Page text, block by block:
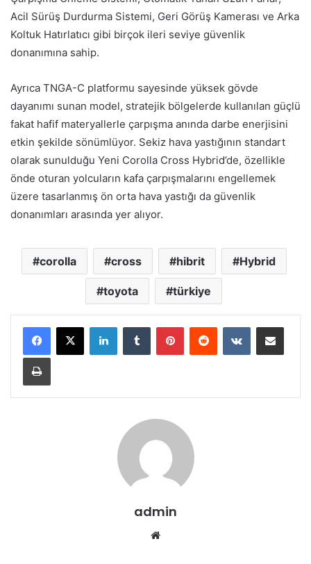
Acil Sürüş Durdurma Sistemi, Geri Görüş Kamerası ve Arka
Koltuk Hatırlatıcı gibi birçok ileri seviye güvenlik
donanımına sahip.
Ayrıca TNGA-C platformu sayesinde yüksek gövde
dayanımı sunan model, stratejik bölgelerde kullanılan güçlü
fakat hafif materyallerle çarpışma anında darbe enerjisini
etkin şekilde sönümlüyor. Sekiz hava yastığının standart
olarak sunulduğu Yeni Corolla Cross Hybrid’de, özellikle
önde oturan yolcuların kafa çarpışmalarını engellemek
üzere tasarlanmış ön orta hava yastığı da güvenlik
donanımları arasında yer alıyor.
corolla cross hibrit Hybrid
toyota türkiye
LinkedInTumblr PinterestReddit VKontakteE-Posta ile paylaş
Yazdır
admin